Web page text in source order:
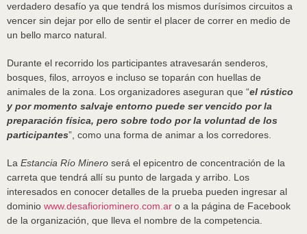
verdadero desafío ya que tendrá los mismos durísimos circuitos a
vencer sin dejar por ello de sentir el placer de correr en medio de
un bello marco natural.
Durante el recorrido los participantes atravesarán senderos,
bosques, filos, arroyos e incluso se toparán con huellas de
animales de la zona. Los organizadores aseguran que “el rústico
y por momento salvaje entorno puede ser vencido por la
preparación física, pero sobre todo por la voluntad de los
participantes”, como una forma de animar a los corredores.
La Estancia Río Minero será el epicentro de concentración de la
carreta que tendrá allí su punto de largada y arribo. Los
interesados en conocer detalles de la prueba pueden ingresar al
dominio www.desafioriominero.com.ar o a la página de Facebook
de la organización, que lleva el nombre de la competencia.